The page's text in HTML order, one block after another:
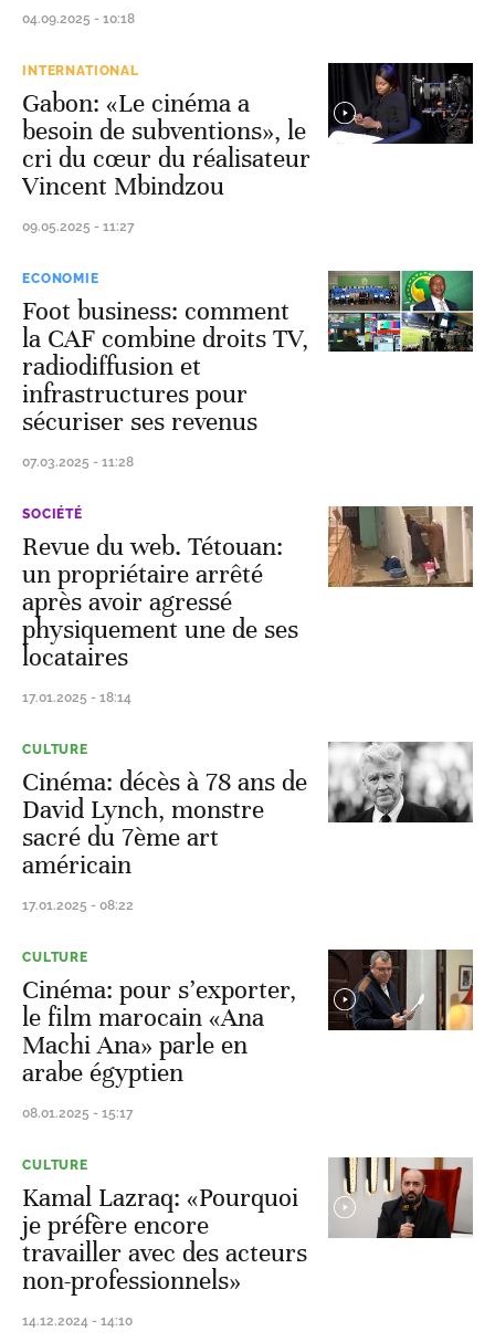
04.09.2025 - 10:18
INTERNATIONAL
Gabon: «Le cinéma a
besoin de subventions», le
cri du cœur du réalisateur
Vincent Mbindzou
09.05.2025 - 11:27
ECONOMIE
Foot business: comment
la CAF combine droits TV,
radiodiffusion et
infrastructures pour
sécuriser ses revenus
07.03.2025 - 11:28
SOCIÉTÉ
Revue du web. Tétouan:
un propriétaire arrêté
après avoir agressé
physiquement une de ses
locataires
17.01.2025 - 18:14
CULTURE
Cinéma: décès à 78 ans de
David Lynch, monstre
sacré du 7ème art
américain
17.01.2025 - 08:22
CULTURE
Cinéma: pour s’exporter,
le film marocain «Ana
Machi Ana» parle en
arabe égyptien
08.01.2025 - 15:17
CULTURE
Kamal Lazraq: «Pourquoi
je préfère encore
travailler avec des acteurs
non-professionnels»
14.12.2024 - 14:10